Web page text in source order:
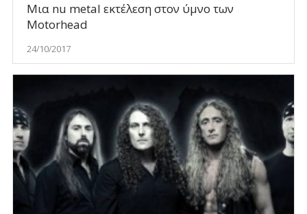
Μια nu metal εκτέλεση στον ύμνο των
Motorhead
24/10/2017